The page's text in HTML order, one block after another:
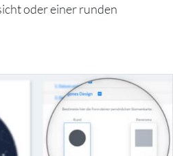
oder einer runden